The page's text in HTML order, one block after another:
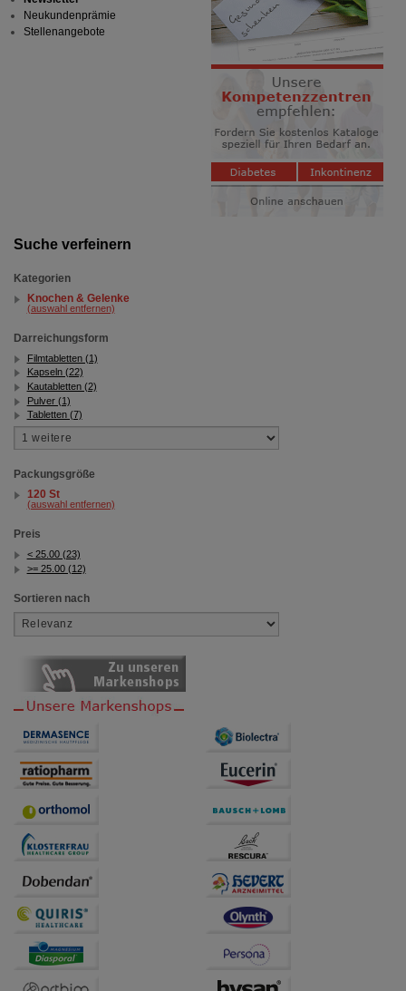
Suche verfeinern
Kategorien
Knochen & Gelenke
(auswahl entfernen)
Darreichungsform
Filmtabletten (1)
Kapseln (22)
Kautabletten (2)
Pulver (1)
Tabletten (7)
Packungsgröße
120 St
(auswahl entfernen)
Preis
< 25.00 (23)
>= 25.00 (12)
Sortieren nach
Neukundenprämie
Stellenangebote